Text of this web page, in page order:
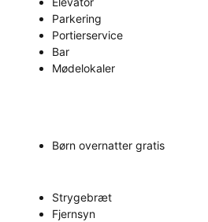
Parkering
Portierservice
Bar
Mødelokaler
Børn overnatter gratis
Strygebræt
Fjernsyn